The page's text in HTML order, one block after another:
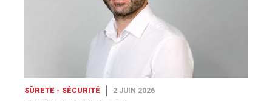
SÛRETE - SÉCURITÉ 2 JUIN 2026